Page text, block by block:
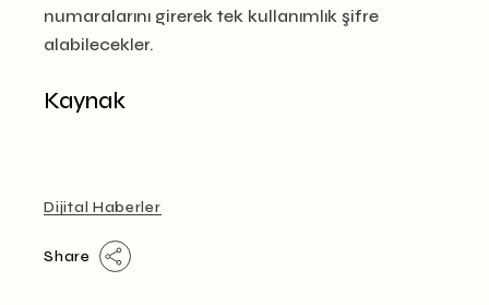
numaralarını girerek tek kullanımlık şifre
alabilecekler.
Kaynak
Dijital Haberler
Share